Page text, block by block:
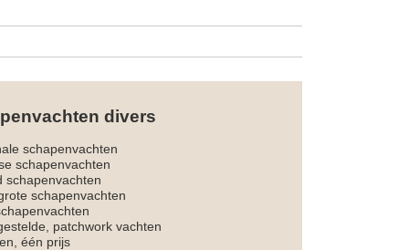
divers
schapenvachten
schapenvachten
schapenvachten
schapenvachten
patchwork vachten
één prijs